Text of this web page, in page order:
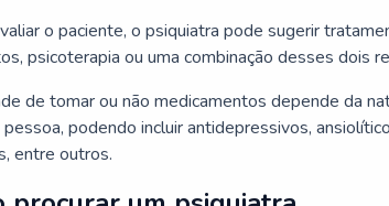
o paciente, o psiquiatra pode sugerir
psicoterapia ou uma combinação desses dois
de tomar ou não medicamentos depende da
podendo incluir antidepressivos,
entre outros.